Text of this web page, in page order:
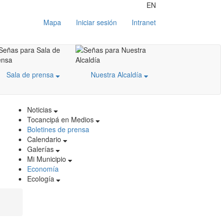
EN
Mapa
Iniciar sesión Intranet
Sala de prensa
Nuestra Alcaldía
Noticias
Tocancipá en Medios
Boletines de prensa
Calendario
Galerías
Mi Municipio
Economía
Ecología